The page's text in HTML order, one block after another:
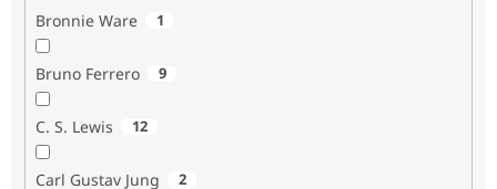
Bronnie Ware 1
Bruno Ferrero 9
C. S. Lewis 12
Carl Gustav Jung 2